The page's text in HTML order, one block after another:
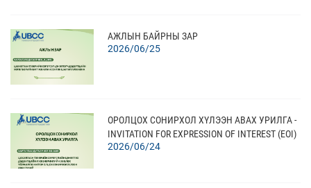
АЖЛЫН БАЙРНЫ ЗАР
2026/06/25
ОРОЛЦОХ СОНИРХОЛ ХҮЛЭЭН АВАХ УРИЛГА -
INVITATION FOR EXPRESSION OF INTEREST (EOI)
2026/06/24